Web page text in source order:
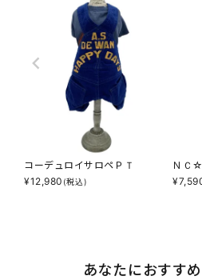
コーデュロイサロペＰＴ
¥12,980 (税込)
ＮＣ
¥
あなたにおすす